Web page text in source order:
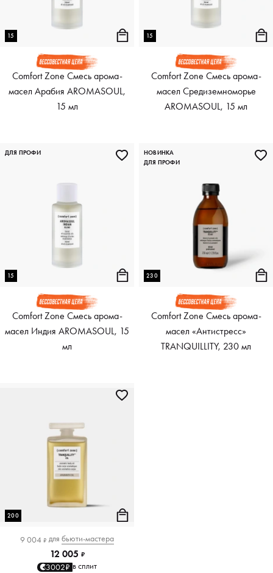
15
Comfort Zone Смесь арома-
масел Арабия AROMASOUL,
15 мл
15
Comfort Zone Смесь арома-
масел Средиземноморье
AROMASOUL, 15 мл
15
Comfort Zone Смесь арома-
масел Индия AROMASOUL, 15
мл
ДЛЯ ПРОФИ
230
Comfort Zone Смесь арома-
масел «Антистресс»
TRANQUILLITY, 230 мл
НОВИНКА
ДЛЯ ПРОФИ
200
9 004 ₽ для бьюти-мастера
12 005 ₽
3002₽ в сплит